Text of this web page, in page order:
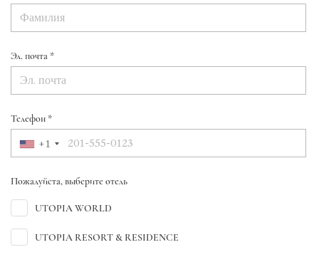
Эл. почта *
Телефон *
+1
Пожалуйста, выберите отель
UTOPIA WORLD
UTOPIA RESORT & RESIDENCE